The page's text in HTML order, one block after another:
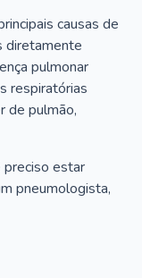
causas de
diretamente
pulmonar
respiratórias
de pulmão,
preciso estar
pneumologista,